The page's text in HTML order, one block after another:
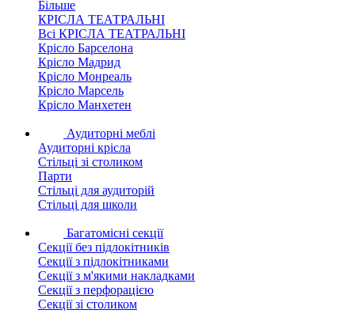
Більше
КРІСЛА ТЕАТРАЛЬНІ
Всі КРІСЛА ТЕАТРАЛЬНІ
Крісло Барселона
Крісло Мадрид
Крісло Монреаль
Крісло Марсель
Крісло Манхетен
Аудиторні меблі
Аудиторні крісла
Стільці зі столиком
Парти
Стільці для аудиторій
Стільці для школи
Багатомісні секції
Секції без підлокітників
Секції з підлокітниками
Секції з м'якими накладками
Секції з перфорацією
Секції зі столиком